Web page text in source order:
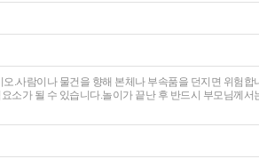
.사람이나 물건을 향해 본체나 부속품을 던지면 위험합
가 될 수 있습니다.놀이가 끝난 후 반드시 부모님께서